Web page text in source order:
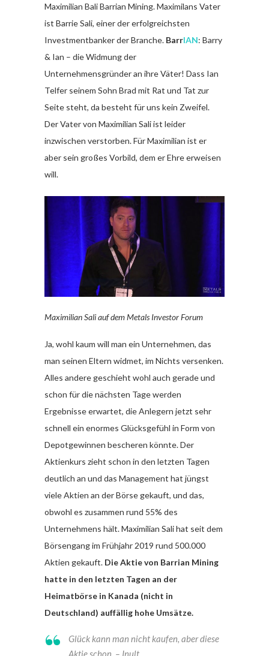
Maximilian Bali Barrian Mining. Maximilans Vater
ist Barrie Sali, einer der erfolgreichsten
Investmentbanker der Branche. BarrIAN: Barry
& Ian – die Widmung der
Unternehmensgründer an ihre Väter! Dass Ian
Telfer seinem Sohn Brad mit Rat und Tat zur
Seite steht, da besteht für uns kein Zweifel.
Der Vater von Maximilian Sali ist leider
inzwischen verstorben. Für Maximilian ist er
aber sein großes Vorbild, dem er Ehre erweisen
will.
Maximilian Sali auf dem Metals Investor Forum
Ja, wohl kaum will man ein Unternehmen, das
man seinen Eltern widmet, im Nichts versenken.
Alles andere geschieht wohl auch gerade und
schon für die nächsten Tage werden
Ergebnisse erwartet, die Anlegern jetzt sehr
schnell ein enormes Glücksgefühl in Form von
Depotgewinnen bescheren könnte. Der
Aktienkurs zieht schon in den letzten Tagen
deutlich an und das Management hat jüngst
viele Aktien an der Börse gekauft, und das,
obwohl es zusammen rund 55% des
Unternehmens hält. Maximilian Sali hat seit dem
Börsengang im Frühjahr 2019 rund 500.000
Aktien gekauft. Die Aktie von Barrian Mining
hatte in den letzten Tagen an der
Heimatbörse in Kanada (nicht in
Deutschland) auffällig hohe Umsätze.
Glück kann man nicht kaufen, aber diese
Aktie schon. – Inult